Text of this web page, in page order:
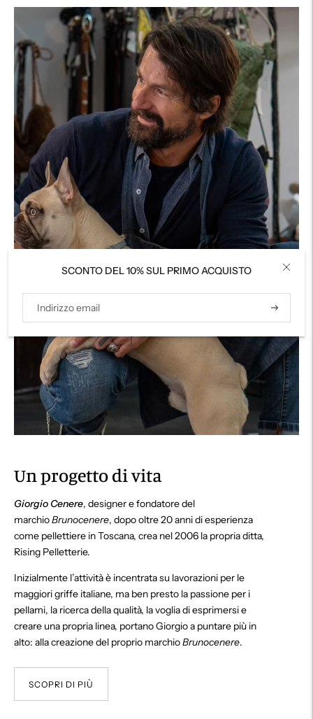
SCONTO DEL 10% SUL PRIMO ACQUISTO
Iscriviti
al
Un progetto di vita
Giorgio Cenere, designer e fondatore del
marchioBrunocenere, dopo oltre 20 anni di esperienza
come pellettiere in Toscana, crea nel 2006 la propria ditta,
Rising Pelletterie.
Inizialmente l’attività è incentrata su lavorazioni per le
maggiori griffe italiane, ma ben presto la passione per i
pellami, la ricerca della qualità, la voglia di esprimersi e
creare una propria linea, portano Giorgio a puntare più in
alto: alla creazione del proprio marchioBrunocenere.
SCOPRI DI PIÙ